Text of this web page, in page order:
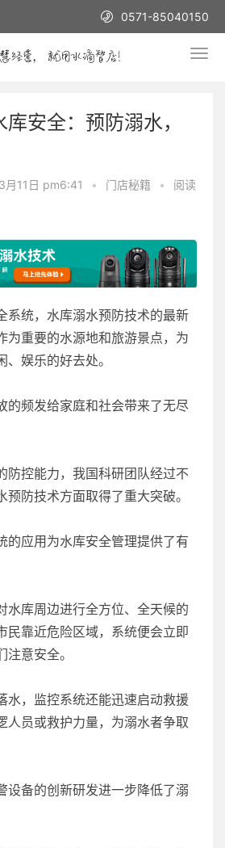
0571-85040150
安全：预防溺水，
月11日 pm6:41 • 门店秘籍 •
阅读
系统，水库溺水预防技术的最新
为重要的水源地和旅游景点，为
娱乐的好去处。
的频发给家庭和社会带来了无尽
防控能力，我国科研团队经过不
防技术方面取得了重大突破。
的应用为水库安全管理提供了有
水库周边进行全方位、全天候的
民靠近危险区域，系统便会立即
意安全。
水，监控系统还能迅速启动救援
人员或救护力量，为溺水者争取
设备的创新研发进一步降低了溺